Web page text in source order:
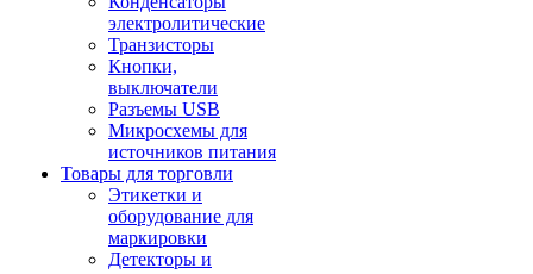
электролитические
Транзисторы
Кнопки,
выключатели
Разъемы USB
Микросхемы для
источников питания
Товары для торговли
Этикетки и
оборудование для
маркировки
Детекторы и